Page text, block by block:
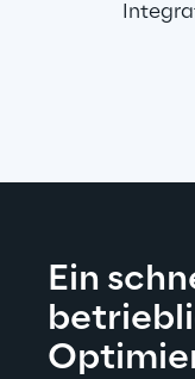
Ein